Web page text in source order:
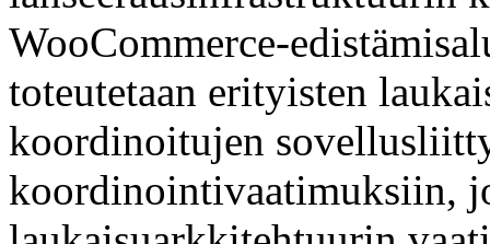
WooCommerce-
toteutetaan erityisten
koordinoitujen
koordinointivaatimuksiin,